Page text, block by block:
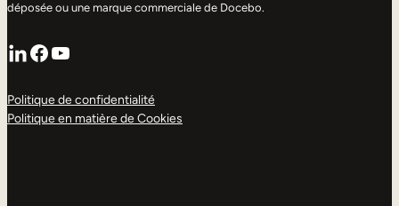
déposée ou une marque commerciale de Docebo.
LinkedIn
Facebook
YouTube
Politique de confidentialité
Politique en matière de Cookies